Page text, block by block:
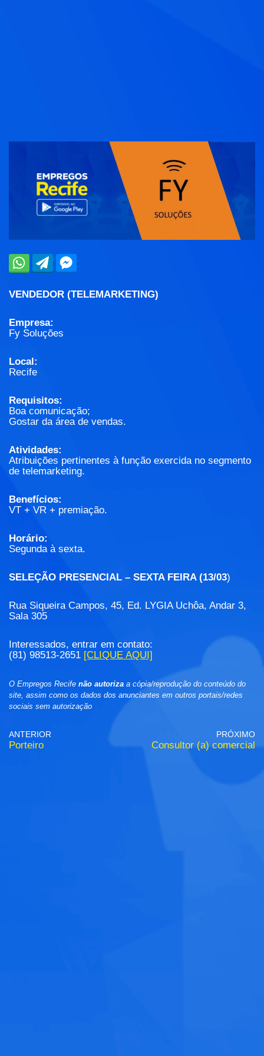
VENDEDOR (TELEMARKETING)
Empresa:
Fy Soluções
Local:
Recife
Requisitos:
Boa comunicação;
Gostar da área de vendas.
Atividades:
Atribuições pertinentes à função exercida no segmento
de telemarketing.
Benefícios:
VT + VR + premiação.
Horário:
Segunda à sexta.
SELEÇÃO PRESENCIAL – SEXTA FEIRA (13/03)
Rua Siqueira Campos, 45, Ed. LYGIA Uchôa, Andar 3,
Sala 305
Interessados, entrar em contato:
(81) 98513-2651 [CLIQUE AQUI]
O Empregos Recife não autoriza a cópia/reprodução do conteúdo do
site, assim como os dados dos anunciantes em outros portais/redes
sociais sem autorização
ANTERIOR
Porteiro
PRÓXIMO
Consultor (a) comercial